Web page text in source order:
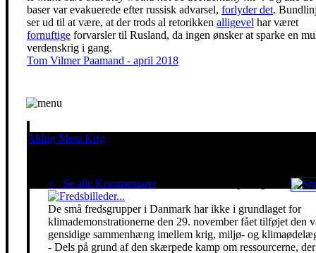
baser var evakuerede efter russisk advarsel, forlyder det.
ser ud til at være, at der trods al retorikken alligevel har været
fornuftige forvarsler til Rusland, da ingen ønsker at sparke en
verdenskrig i gang.
Tom Vilmer Paamand - april 2018
Aldrig Mere Krig
< Se alle KommentarerRed klimaet - stop krigen!
De små fredsgrupper i Danmark har ikke i grundlaget for
klimademonstrationerne den 29. november fået tilføjet den
gensidige sammenhæng imellem krig, miljø- og
- Dels på grund af den skærpede kamp om ressourcerne,